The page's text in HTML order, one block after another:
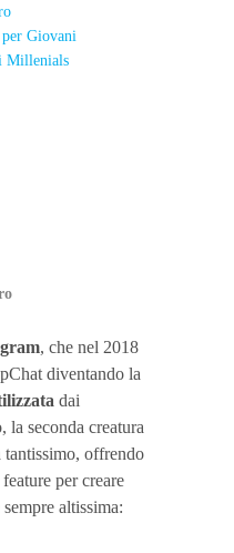
per Giovani
Millenials
, che nel 2018
diventando la
dai
la seconda creatura
offrendo
per creare
altissima: